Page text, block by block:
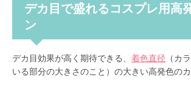
デカ目で盛れるコスプレ用高
ン
デカ目効果が高く期待できる、 着色直径 （カ
いる部分の大きさのこと）の大きい高発色の